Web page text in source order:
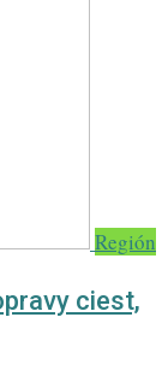
Región
ciest,